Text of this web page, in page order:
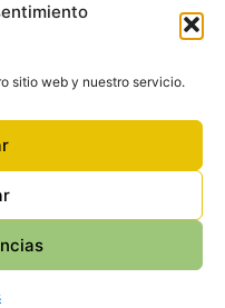
sitio web y nuestro servicio.
Alma Digital